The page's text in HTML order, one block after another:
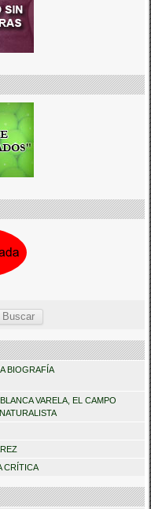
BIOGRAFÍA
VARELA, EL CAMPO
CRÍTICA